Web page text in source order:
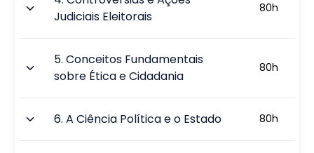
Judiciais Eleitorais
80h
5.Conceitos Fundamentais
sobre Ética e Cidadania
80h
6.A Ciência Política e o Estado 80h